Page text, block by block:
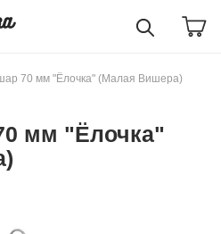
70 мм "Ёлочка" (Малая Вишера)
мм "Ёлочка"